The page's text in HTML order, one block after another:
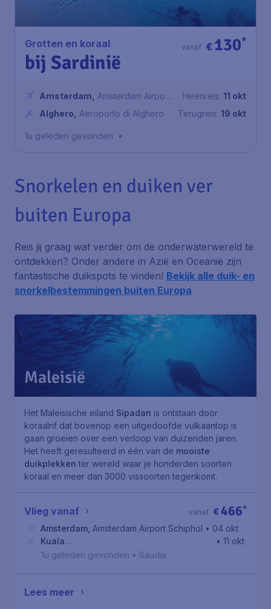
Grotten en koraal
bij Sardinië
€130*
vanaf
Amsterdam
Amsterdam Airport
Schiphol
Alghero Aeroporto di Alghero
Heenreis: 11 okt
Terugreis: 19 okt
1u geleden gevonden •
Snorkelen en duiken ver
buiten Europa
Reis jij graag wat verder om de onderwaterwereld te
ontdekken? Onder andere in Azië en Oceanië zijn
fantastische duikspots te vinden! Bekijk alle duik- en
snorkelbestemmingen buiten Europa
Maleisië
Het Maleisische eiland Sipadan is ontstaan door
koraalrif dat bovenop een uitgedoofde vulkaantop is
gaan groeien over een verloop van duizenden jaren.
Het heeft geresulteerd in één van de mooiste
duikplekken ter wereld waar je honderden soorten
koraal en meer dan 3000 vissoorten tegenkomt.
Vlieg vanaf €466*
vanaf
Amsterdam Amsterdam Airport Schiphol • 04 okt
Kuala
Lumpur, Kuala Lumpur International Airport
• 11 okt
1u geleden gevonden • Saudia
Lees meer